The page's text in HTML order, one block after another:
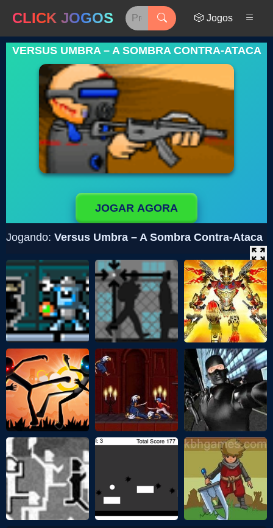
CLICK JOGOS 🎲 Jogos
VERSUS UMBRA – A SOMBRA CONTRA-ATACA
JOGAR AGORA
Jogando: Versus Umbra – A Sombra Contra-Ataca